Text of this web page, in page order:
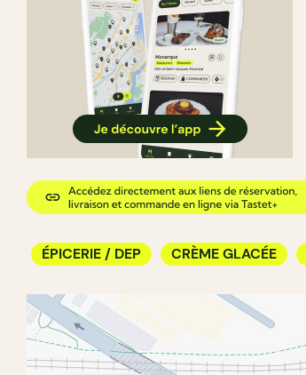
ÉPICERIE / DEP CRÈME GLACÉE